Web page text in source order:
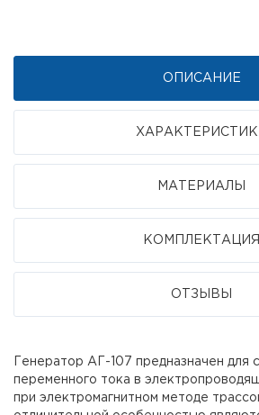
ОПИСАНИЕ
МАТЕРИАЛЫ
КОМПЛЕКТАЦИЯ
ОТЗЫВЫ
Генератор АГ-107 предназначен для
переменного тока в
при электромагнитном методе